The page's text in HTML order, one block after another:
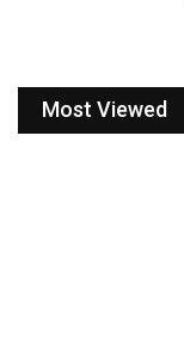
Most Viewed